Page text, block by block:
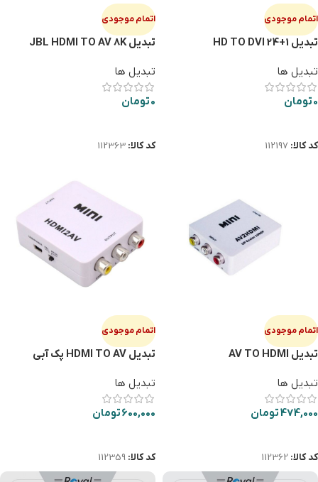
اتمام موجودی
تبديل HD TO DVI 24+1
تبدیل ها
0تومان
کد کالا: 112197
اتمام موجودی
تبديل JBL HDMI TO AV 8K
تبدیل ها
0تومان
کد کالا: 112363
اتمام موجودی
تبديل AV TO HDMI
تبدیل ها
474,000تومان
کد کالا: 112362
اتمام موجودی
تبديل HDMI TO AV پك آبي
تبدیل ها
600,000تومان
کد کالا: 112359